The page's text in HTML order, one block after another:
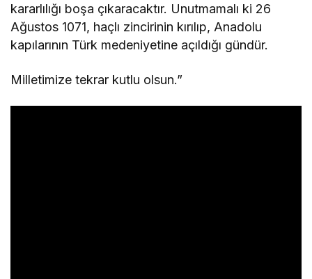
kararlılığı boşa çıkaracaktır. Unutmamalı ki 26
Ağustos 1071, haçlı zincirinin kırılıp, Anadolu
kapılarının Türk medeniyetine açıldığı gündür.
Milletimize tekrar kutlu olsun.”